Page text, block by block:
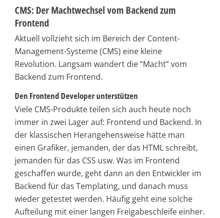
CMS: Der Machtwechsel vom Backend zum
Frontend
Aktuell vollzieht sich im Bereich der Content-
Management-Systeme (CMS) eine kleine
Revolution. Langsam wandert die “Macht” vom
Backend zum Frontend.
Den Frontend Developer unterstützen
Viele CMS-Produkte teilen sich auch heute noch
immer in zwei Lager auf: Frontend und Backend. In
der klassischen Herangehensweise hätte man
einen Grafiker, jemanden, der das HTML schreibt,
jemanden für das CSS usw. Was im Frontend
geschaffen wurde, geht dann an den Entwickler im
Backend für das Templating, und danach muss
wieder getestet werden. Häufig geht eine solche
Aufteilung mit einer langen Freigabeschleife einher.